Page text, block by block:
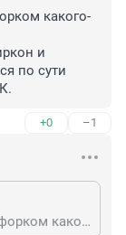
какого-
и
по сути
+0 –1
мой офис не является клоном или форком какого-то свободного ПО. то о чём вы говорите это поделки Циркон и AlterOffice, действительно являющиеся по сути Либреофисом с сертификатом ФСТЭК.